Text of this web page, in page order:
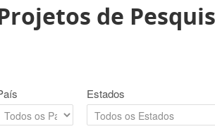
de
Estados